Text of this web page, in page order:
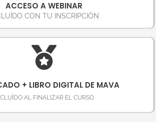
ACCESO A WEBINAR
CON TU INSCRIPCIÓN
+ LIBRO DIGITAL DE MAVA
AL FINALIZAR EL CURSO